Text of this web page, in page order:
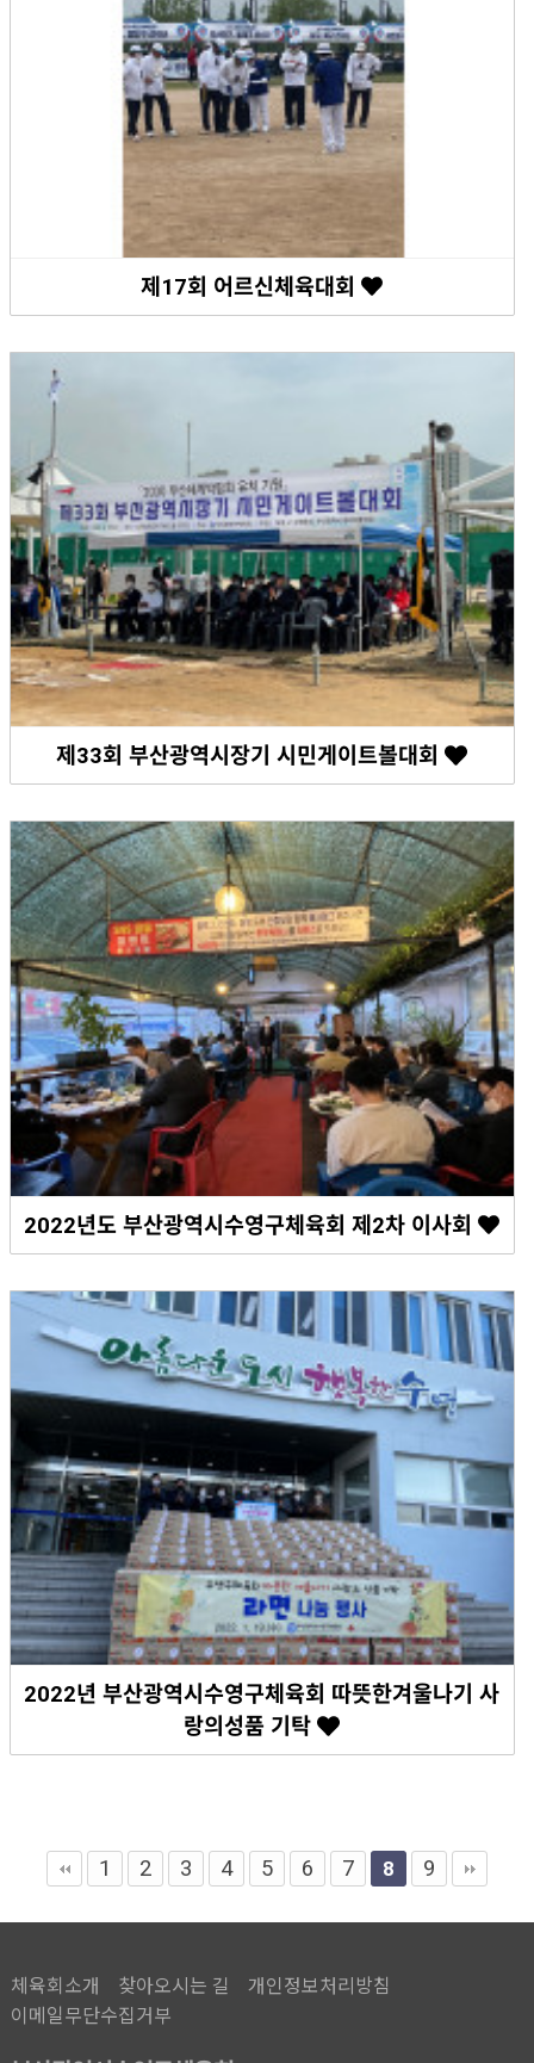
제17회 어르신체육대회
제33회 부산광역시장기 시민게이트볼대회
2022년도 부산광역시수영구체육회 제2차 이사회
2022년 부산광역시수영구체육회 따뜻한겨울나기 사
랑의성품 기탁
1 2 3 4 5 6 7 8 9
체육회소개 찾아오시는 길
개인정보처리방침
이메일무단수집거부